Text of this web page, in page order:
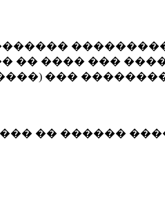
�� ���� ���
���
�� ������